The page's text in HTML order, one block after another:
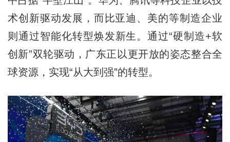
术创新驱动发展，而比亚迪、美的等制造企业
则通过智能化转型焕发新生。通过“硬制造+软
创新”双轮驱动，广东正以更开放的姿态整合全
球资源，实现“从大到强”的转型。